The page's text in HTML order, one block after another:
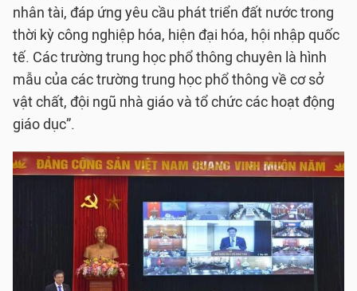
nhân tài, đáp ứng yêu cầu phát triển đất nước trong
thời kỳ công nghiệp hóa, hiện đại hóa, hội nhập quốc
tế. Các trường trung học phổ thông chuyên là hình
mẫu của các trường trung học phổ thông về cơ sở
vật chất, đội ngũ nhà giáo và tổ chức các hoạt động
giáo dục”.